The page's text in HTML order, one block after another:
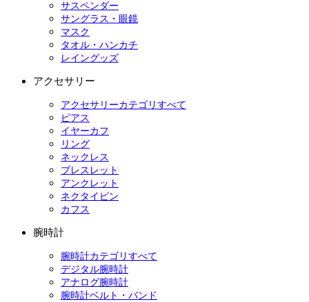
サスペンダー
サングラス・眼鏡
マスク
タオル・ハンカチ
レイングッズ
アクセサリー
アクセサリーカテゴリすべて
ピアス
イヤーカフ
リング
ネックレス
ブレスレット
アンクレット
ネクタイピン
カフス
腕時計
腕時計カテゴリすべて
デジタル腕時計
アナログ腕時計
腕時計ベルト・バンド